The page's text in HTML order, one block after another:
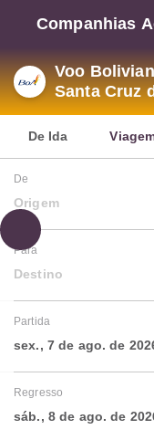
Companhias
Voo
Santa Cruz
De Ida
De
Origem
Para
Destino
Partida
sex., 7 de ago. de
Regresso
sáb., 8 de ago. de